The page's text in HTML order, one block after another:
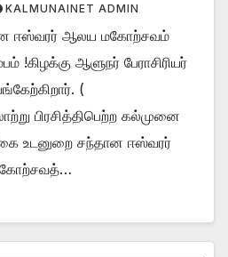
KALMUNAINET ADMIN
ஈஸ்வரர் ஆலய மகோற்சவம்
!கிழக்கு ஆளுநர் பேராசிரியர்
(
பிரசித்திபெற்ற கல்முனை
உடனுறை சந்தான ஈஸ்வரர்